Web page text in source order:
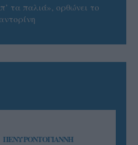
τα παλιά», ορθώνει το
ΠΕΝΥ ΡΟΝΤΟΓΙΑΝΝΗ